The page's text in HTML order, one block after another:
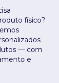
físico?
— com
e